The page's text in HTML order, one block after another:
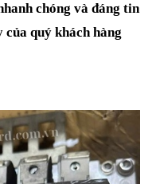
chóng và đáng tin
quý khách hàng